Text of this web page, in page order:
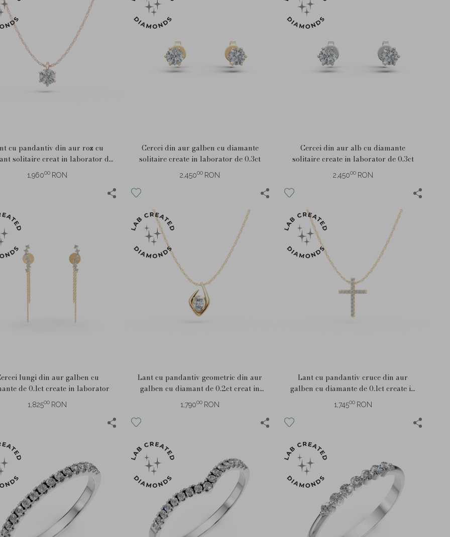
cu pandantiv din aur roz cu
solitaire creat in laborator de
0.2ct
1,96000 RON
Cercei din aur galben cu diamante
solitaire create in laborator de 0.3ct
2,45000 RON
Cercei din aur alb cu diamante
solitaire create in laborator de 0.3ct
2,45000 RON
lungi din aur galben cu
de 0.1ct create in laborator
1,82500 RON
Lant cu pandantiv geometric din aur
galben cu diamant de 0.2ct creat in
laborator
1,79000 RON
Lant cu pandantiv cruce din aur
galben cu diamante de 0.1ct create in
laborator
1,74500 RON